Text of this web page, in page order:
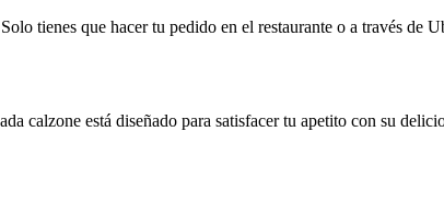
tienes que hacer tu pedido en el restaurante o a través de
calzone está diseñado para satisfacer tu apetito con su